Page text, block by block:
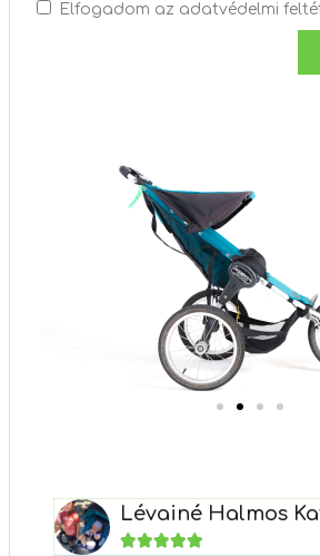
Elfogadom az adatvédelmi
Lévainé Halmos
